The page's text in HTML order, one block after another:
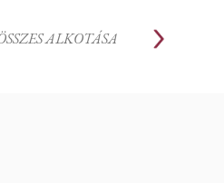
ALKOTÁSA